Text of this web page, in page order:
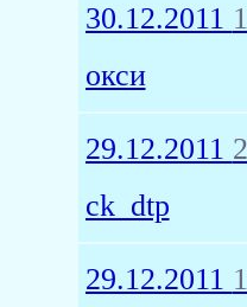
30.12.2011
окси
29.12.2011
ck_dtp
29.12.2011